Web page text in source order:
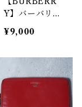
Y】バーバリー
00's ノヴァチ
ェックシルクス
¥9,000